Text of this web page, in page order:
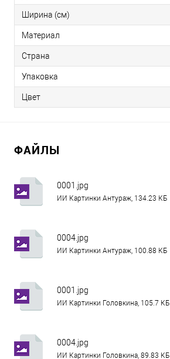
Ширина (см)
Материал
Страна
Упаковка
Цвет
ФАЙЛЫ
0001.jpg
ИИ Картинки Антураж, 134.23 КБ
0004.jpg
ИИ Картинки Антураж, 100.88 КБ
0001.jpg
ИИ Картинки Головкина, 105.7 КБ
0004.jpg
ИИ Картинки Головкина, 89.83 КБ